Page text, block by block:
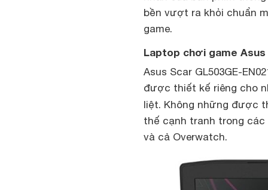
bền vượt ra khỏi chuẩn
game.
Laptop chơi game Asus
Asus Scar GL503GE-
được thiết kế riêng cho
liệt. Không những được
thế cạnh tranh trong các
và cả Overwatch.